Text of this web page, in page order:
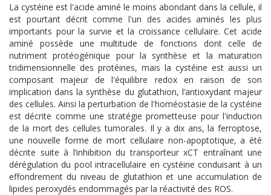
La cystéine est l'acide aminé le moins abondant dans la cellule, il
est pourtant décrit comme l'un des acides aminés les plus
importants pour la survie et la croissance cellulaire. Cet acide
aminé possède une multitude de fonctions dont celle de
nutriment protéogénique pour la synthèse et la maturation
tridimensionnelle des protéines, mais la cystéine est aussi un
composant majeur de l'équilibre redox en raison de son
implication dans la synthèse du glutathion, l’antioxydant majeur
des cellules. Ainsi la perturbation de l'homéostasie de la cystéine
est décrite comme une stratégie prometteuse pour l'induction
de la mort des cellules tumorales. Il y a dix ans, la ferroptose,
une nouvelle forme de mort cellulaire non-apoptotique, a été
décrite suite à l’inhibition du transporteur xCT entraînant une
dérégulation du pool intracellulaire en cystéine conduisant à un
effondrement du niveau de glutathion et une accumulation de
lipides peroxydés endommagés par la réactivité des ROS.